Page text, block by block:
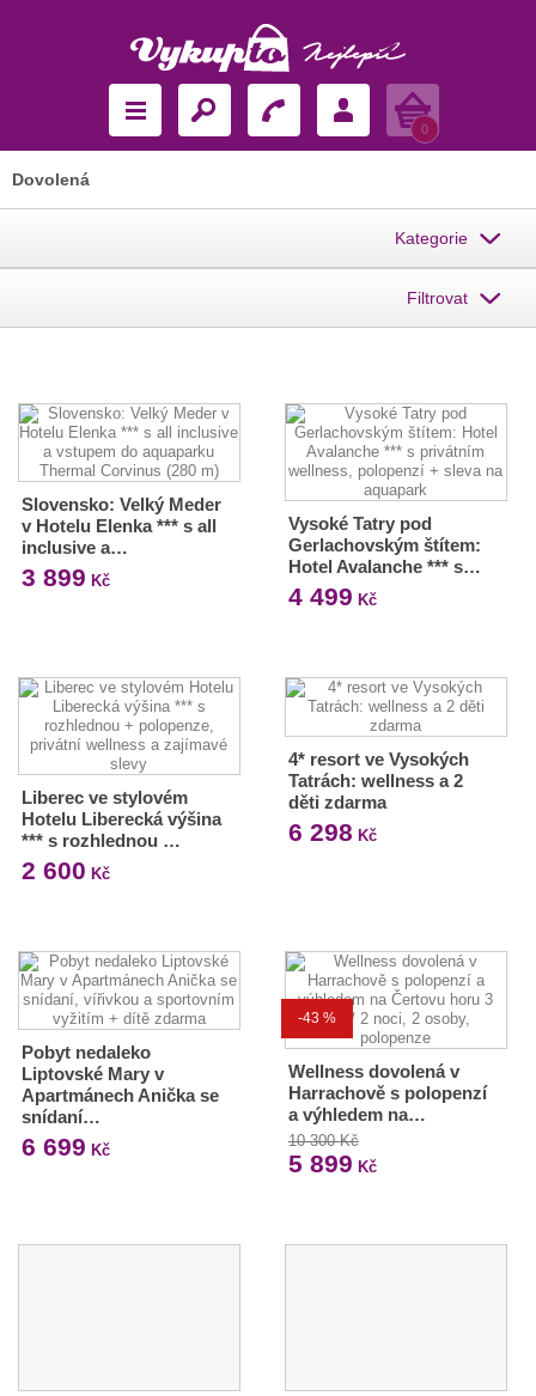
Košík
0
Dovolená
Kategorie
Filtrovat
Slovensko: Velký Meder
v Hotelu Elenka *** s all
inclusive a…
3 899 Kč
Vysoké Tatry pod
Gerlachovským štítem:
Hotel Avalanche *** s…
4 499 Kč
Liberec ve stylovém
Hotelu Liberecká výšina
*** s rozhlednou …
2 600 Kč
4* resort ve Vysokých
Tatrách: wellness a 2
děti zdarma
6 298 Kč
Pobyt nedaleko
Liptovské Mary v
Apartmánech Anička se
snídaní…
6 699 Kč
-43 %
Wellness dovolená v
Harrachově s polopenzí
a výhledem na…
10 300 Kč
5 899 Kč